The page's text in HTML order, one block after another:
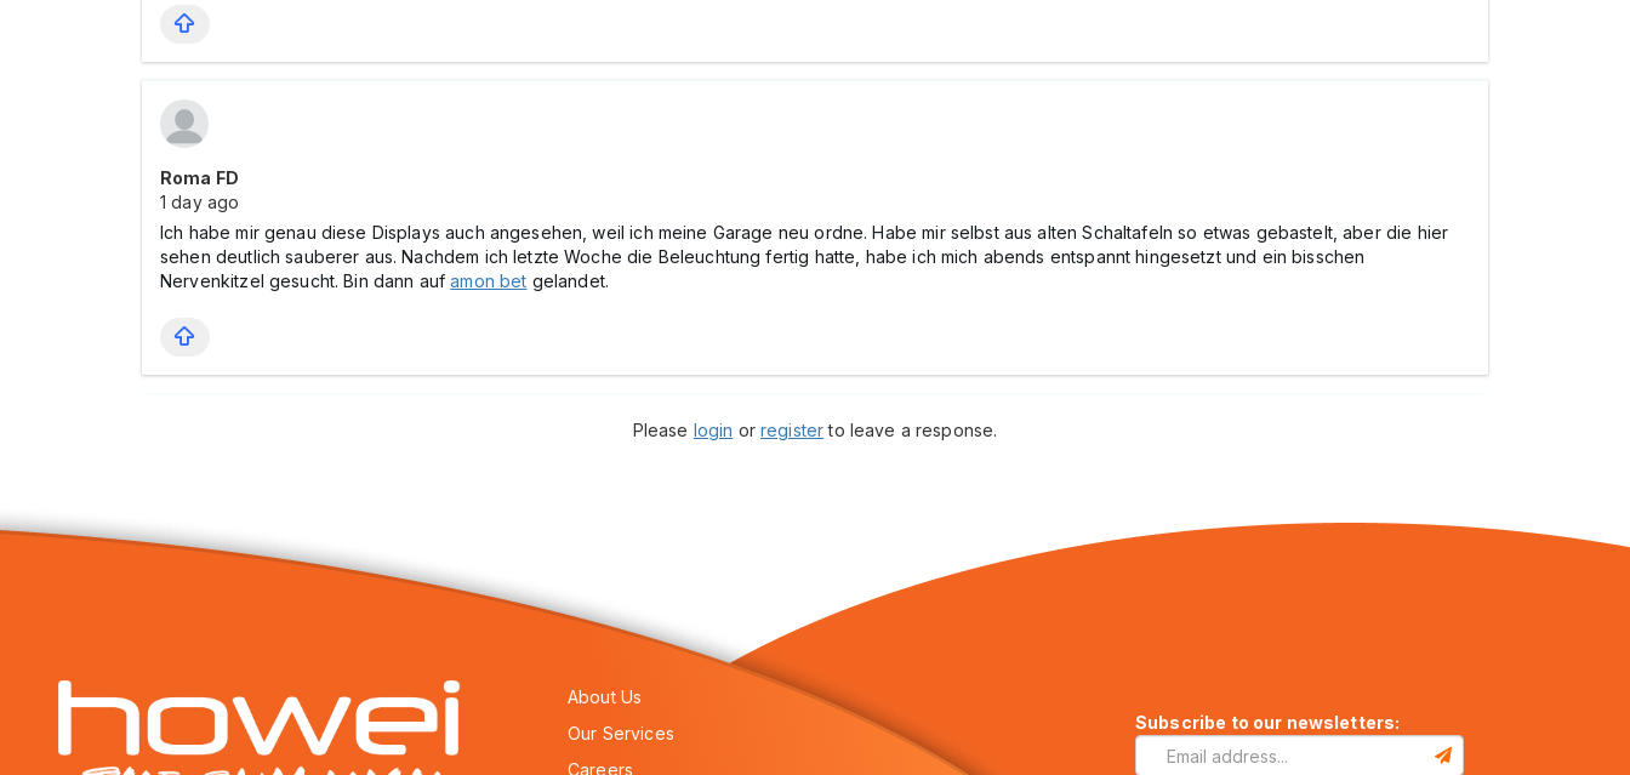
Roma FD
1 day ago
Ich habe mir genau diese Displays auch angesehen, weil ich meine Garage neu ordne. Habe mir selbst aus alten Schaltafeln so etwas gebastelt, aber die hier
sehen deutlich sauberer aus. Nachdem ich letzte Woche die Beleuchtung fertig hatte, habe ich mich abends entspannt hingesetzt und ein bisschen
Nervenkitzel gesucht. Bin dann aufamon bet gelandet.
Please login orregisterto leave a response.
About Us
Our Services
Careers
Subscribe to our newsletters: